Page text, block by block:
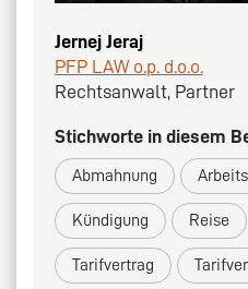
Jernej Jeraj
PFP LAW o.p. d.o.o.
Rechtsanwalt, Partner
Stichworte in diesem
Abmahnung
Kündigung Reise
Tarifvertrag